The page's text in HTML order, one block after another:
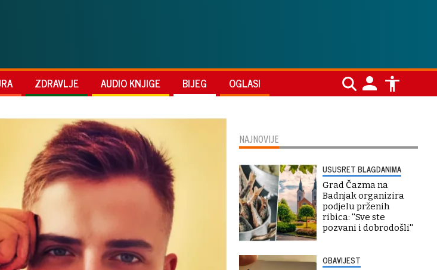
ZDRAVLJE AUDIO KNJIGE BIJEG OGLASI
NAJNOVIJE
USUSRET BLAGDANIMA
Grad Čazma na
Badnjak organizira
podjelu prženih
ribica: ''Sve ste
pozvani i dobrodošli''
OBAVIJEST